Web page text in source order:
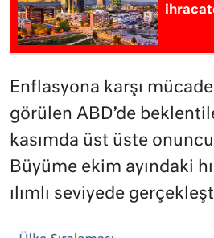
Enflasyona karşı
görülen ABD’de
kasımda üst üste
Büyüme ekim ayındaki
ılımlı seviyede